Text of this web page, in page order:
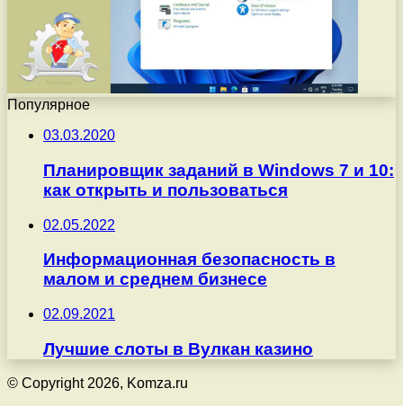
Популярное
03.03.2020
Планировщик заданий в Windows 7 и 10:
как открыть и пользоваться
02.05.2022
Информационная безопасность в
малом и среднем бизнесе
02.09.2021
Лучшие слоты в Вулкан казино
© Copyright 2026, Komza.ru